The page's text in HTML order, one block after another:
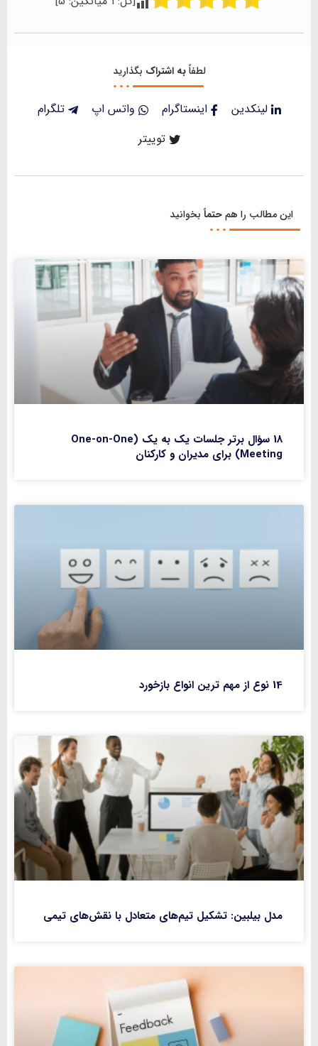
لطفاًبه اشتراک بگذارید
لینکدین اینستاگرام واتس اپ
تلگرام
توییتر
این مطالب را همحتماً بخوانید
18 سؤال برتر جلسات یک به یک (One-on-One
Meeting) برای مدیران و کارکنان
14 نوع از مهم ترین انواع بازخورد
مدل بیلبین: تشکیل تیم‌های متعادل با نقش‌های تیمی